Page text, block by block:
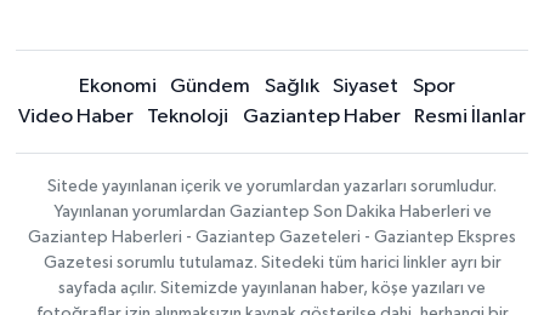
Ekonomi Gündem Sağlık Siyaset
Spor
Video Haber
Teknoloji Gaziantep Haber Resmi İlanlar
Sitede yayınlanan içerik ve yorumlardan yazarları sorumludur.
Yayınlanan yorumlardan Gaziantep Son Dakika Haberleri ve
Gaziantep Haberleri - Gaziantep Gazeteleri - Gaziantep Ekspres
Gazetesi sorumlu tutulamaz. Sitedeki tüm harici linkler ayrı bir
sayfada açılır. Sitemizde yayınlanan haber, köşe yazıları ve